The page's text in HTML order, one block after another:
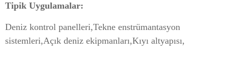
Tipik Uygulamalar:
Deniz kontrol panelleri,Tekne enstrümantasyon
sistemleri,Açık deniz ekipmanları,Kıyı altyapısı,